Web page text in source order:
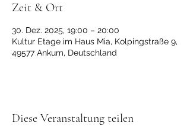
Zeit & Ort
30. Dez. 2025, 19:00 – 20:00
Kultur Etage im Haus Mia, Kolpingstraße 9,
49577 Ankum, Deutschland
Diese Veranstaltung teilen